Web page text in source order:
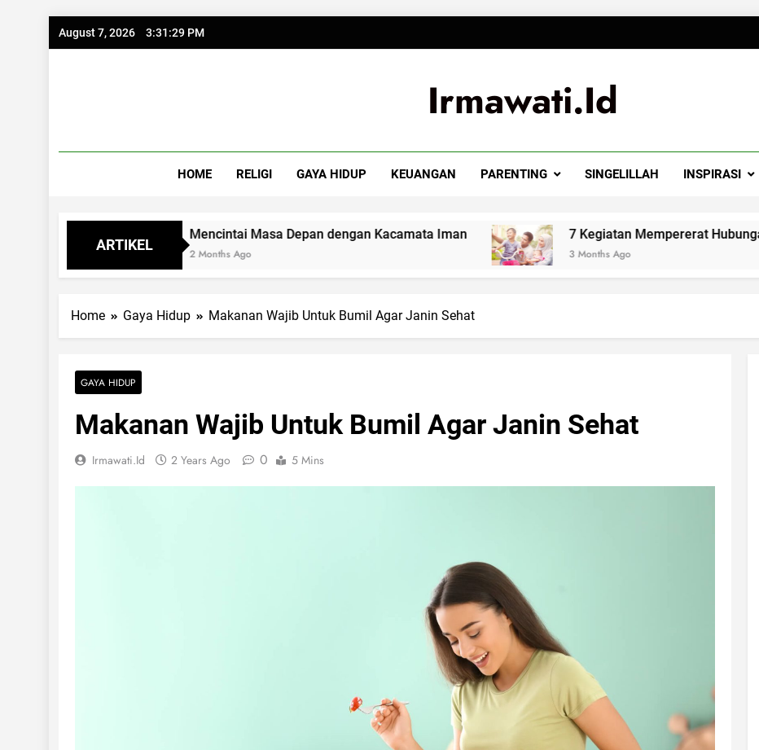
Skip
August 7, 2026 3:31:30 PM
Irmawati.id
HOME RELIGI GAYA HIDUP KEUANGAN PARENTING SINGELILLAH INSPIRASI
ARTIKEL
Mencintai Masa Depan dengan Kacamata Iman
2 Months Ago
7 Kegiatan Mempererat Hubungan Suami
3 Months Ago
Home Gaya Hidup Makanan Wajib Untuk Bumil Agar Janin Sehat
GAYA HIDUP
Makanan Wajib Untuk Bumil Agar Janin Sehat
Irmawati.id 2 Years Ago 0 5 Mins